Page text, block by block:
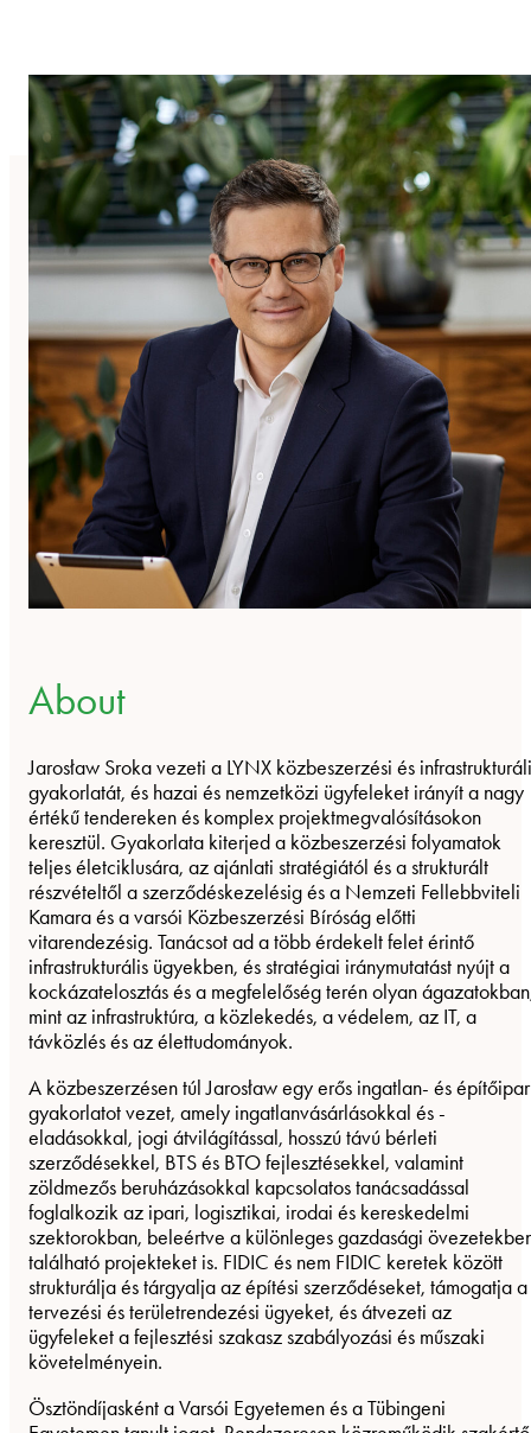
About
Jarosław Sroka vezeti a LYNX közbeszerzési és
gyakorlatát, és hazai és nemzetközi ügyfeleket irányít a nagy
értékű tendereken és komplex projektmegvalósításokon
keresztül. Gyakorlata kiterjed a közbeszerzési folyamatok
teljes életciklusára, az ajánlati stratégiától és a strukturált
részvételtől a szerződéskezelésig és a Nemzeti Fellebbviteli
Kamara és a varsói Közbeszerzési Bíróság előtti
vitarendezésig. Tanácsot ad a több érdekelt felet érintő
infrastrukturális ügyekben, és stratégiai iránymutatást nyújt a
kockázatelosztás és a megfelelőség terén olyan
mint az infrastruktúra, a közlekedés, a védelem, az IT, a
távközlés és az élettudományok.
A közbeszerzésen túl Jarosław egy erős ingatlan- és
gyakorlatot vezet, amely ingatlanvásárlásokkal és -
eladásokkal, jogi átvilágítással, hosszú távú bérleti
szerződésekkel, BTS és BTO fejlesztésekkel, valamint
zöldmezős beruházásokkal kapcsolatos tanácsadással
foglalkozik az ipari, logisztikai, irodai és kereskedelmi
szektorokban, beleértve a különleges gazdasági
található projekteket is. FIDIC és nem FIDIC keretek között
strukturálja és tárgyalja az építési szerződéseket, támogatja a
tervezési és területrendezési ügyeket, és átvezeti az
ügyfeleket a fejlesztési szakasz szabályozási és műszaki
követelményein.
Ösztöndíjasként a Varsói Egyetemen és a Tübingeni